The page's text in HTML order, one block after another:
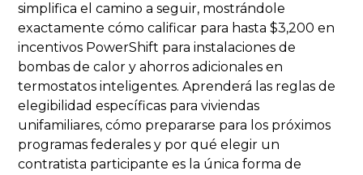
simplifica el camino a seguir, mostrándole
exactamente cómo calificar para hasta $3,200 en
incentivos PowerShift para instalaciones de
bombas de calor y ahorros adicionales en
termostatos inteligentes. Aprenderá las reglas de
elegibilidad específicas para viviendas
unifamiliares, cómo prepararse para los próximos
programas federales y por qué elegir un
contratista participante es la única forma de